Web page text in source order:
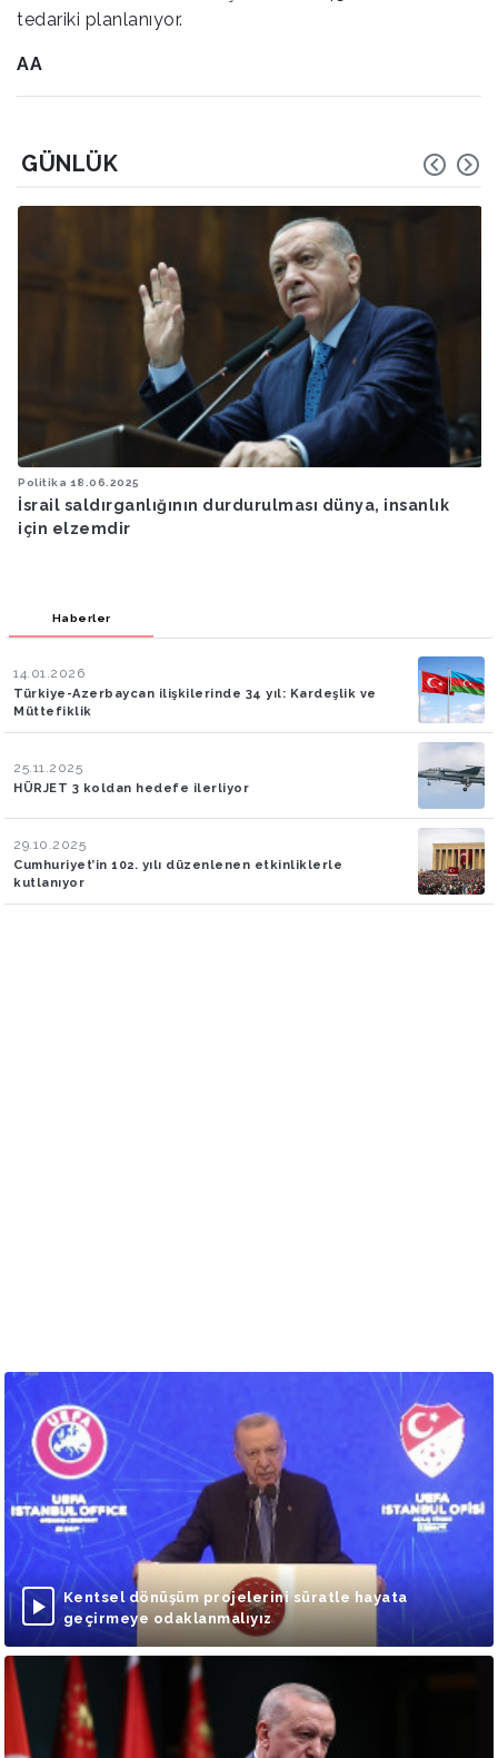
tedariki planlanıyor.
AA
GÜNLÜK
durdurulması dünya, insanlık
Haberler
14.01.2026
Türkiye-Azerbaycan ilişkilerinde 34 yıl: Kardeşlik ve
Müttefiklik
25.11.2025
HÜRJET 3 koldan hedefe ilerliyor
29.10.2025
Cumhuriyet’in 102. yılı düzenlenen etkinliklerle
kutlanıyor
Kentsel dönüşüm projelerini süratle hayata
geçirmeye odaklanmalıyız